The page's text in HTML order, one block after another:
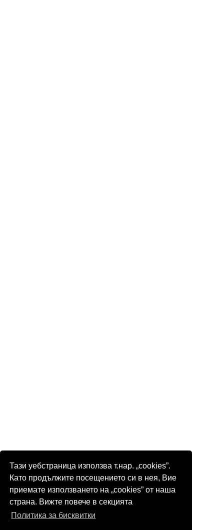
Тази уебстраница използва т.нар. „cookies”.
Като продължите посещението си в нея, Вие
приемате използването на „cookies” от наша
страна. Вижте повече в секцията
Политика за бисквитки